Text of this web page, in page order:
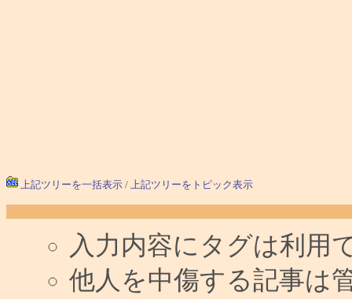
上記ツリーを一括表示 / 上記ツリーをトピック表示
入力内容にタグは利用
他人を中傷する記事は